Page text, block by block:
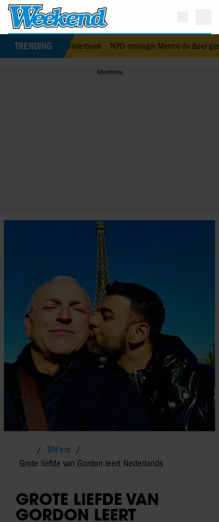
TRENDING
kinderboek NPO-manager Menno de Boer geschorst na
BN'ers
Grote liefde van Gordon leert Nederlands
GROTE LIEFDE VAN
GORDON LEERT